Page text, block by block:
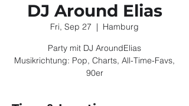
DJ Around Elias
Fri, Sep 27
  |
Hamburg
Party mit DJ AroundElias
Musikrichtung: Pop, Charts, All-Time-Favs,
90er